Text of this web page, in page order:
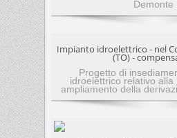
Demonte
Impianto idroelettrico - nel
(TO) -
Progetto di
idroelettrico relativo alla
ampliamento della